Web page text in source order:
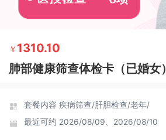
￥ 1310.10
肺部健康筛查体检卡（已婚女）
套餐内容 疾病筛查/肝胆检查/老年/
最近可约 2026/08/09、2026/08/10